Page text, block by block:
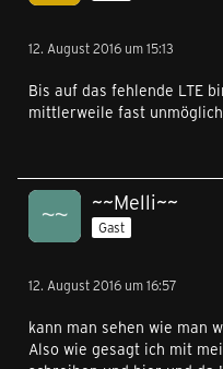
12. August 2016 um 15:13
Bis auf das fehlende LTE
mittlerweile fast unmöglich
~~Melli~~
Gast
12. August 2016 um 16:57
kann man sehen wie man
Also wie gesagt ich mit